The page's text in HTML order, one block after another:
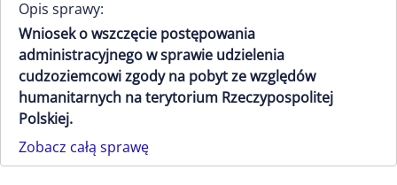
Opis sprawy:
Wniosek o wszczęcie postępowania
administracyjnego w sprawie udzielenia
cudzoziemcowi zgody na pobyt ze względów
humanitarnych na terytorium Rzeczypospolitej
Polskiej.
Zobacz całą sprawę